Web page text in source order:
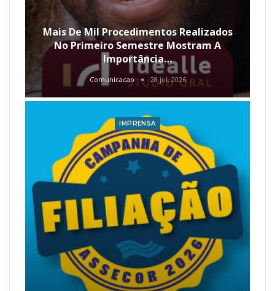
Mais De Mil Procedimentos Realizados
No Primeiro Semestre Mostram A
Importância…
Comunicacao 28 jul, 2026
IMPRENSA